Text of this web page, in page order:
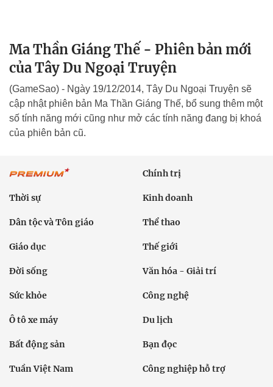
Ma Thần Giáng Thế - Phiên bản mới
của Tây Du Ngoại Truyện
(GameSao) - Ngày 19/12/2014, Tây Du Ngoại Truyện sẽ
cập nhật phiên bản Ma Thần Giáng Thế, bổ sung thêm một
số tính năng mới cũng như mở các tính năng đang bị khoá
của phiên bản cũ.
Chính trị
Thời sự Kinh doanh
Dân tộc và Tôn giáo Thể thao
Giáo dục Thế giới
Đời sống Văn hóa - Giải trí
Sức khỏe Công nghệ
Ô tô xe máy Du lịch
Bất động sản Bạn đọc
Tuần Việt Nam Công nghiệp hỗ trợ